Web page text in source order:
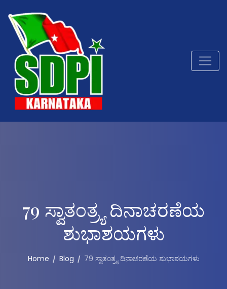
79 ಸ್ವಾತಂತ್ರ್ಯ ದಿನಾಚರಣೆಯ
ಶುಭಾಶಯಗಳು
Home Blog 79 ಸ್ವಾತಂತ್ರ್ಯ ದಿನಾಚರಣೆಯ ಶುಭಾಶಯಗಳು